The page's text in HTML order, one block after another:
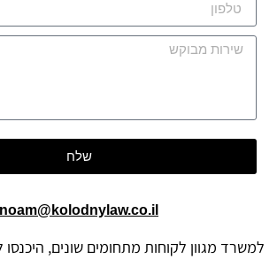
שלח
noam@kolodnylaw.co.il
למשרד מגוון לקוחות מתחומים שונים, היכנסו